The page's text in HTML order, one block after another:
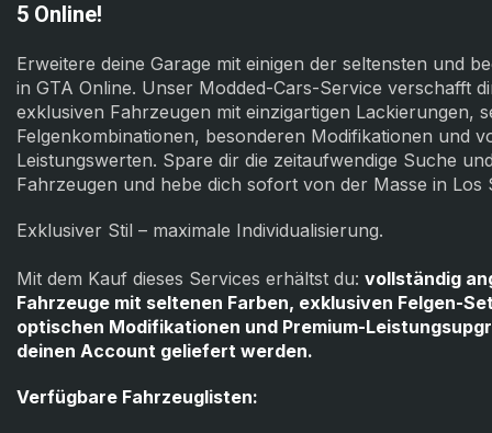
5 Online!
Erweitere deine Garage mit einigen der seltensten und
in GTA Online. Unser Modded-Cars-Service verschafft
exklusiven Fahrzeugen mit einzigartigen Lackierungen,
Felgenkombinationen, besonderen Modifikationen und
Leistungswerten. Spare dir die zeitaufwendige Suche
Fahrzeugen und hebe dich sofort von der Masse in Los
Exklusiver Stil – maximale Individualisierung.
Mit dem Kauf dieses Services erhältst du: vollständig
Fahrzeuge mit seltenen Farben, exklusiven Felgen-
optischen Modifikationen und Premium-
deinen Account geliefert werden.
Verfügbare Fahrzeuglisten: